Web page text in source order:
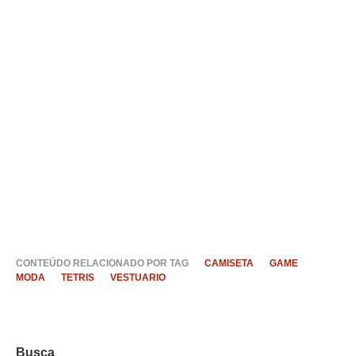
CONTEÚDO RELACIONADO POR TAG CAMISETA
GAME
MODA
TETRIS VESTUARIO
Busca